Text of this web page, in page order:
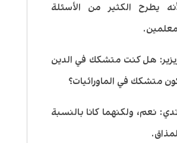
يطرح الكثير من الأسئلة
هل كنت متشكك في الدين
متشكك في الماورائيات؟
نعم، ولكنهما كانا بالنسبة